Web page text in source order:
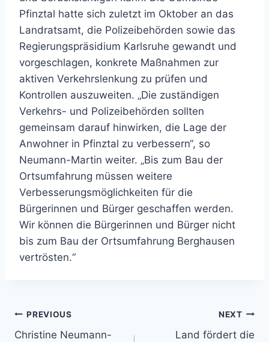
Pfinztal hatte sich zuletzt im Oktober an das
Landratsamt, die Polizeibehörden sowie das
Regierungspräsidium Karlsruhe gewandt und
vorgeschlagen, konkrete Maßnahmen zur
aktiven Verkehrslenkung zu prüfen und
Kontrollen auszuweiten. „Die zuständigen
Verkehrs- und Polizeibehörden sollten
gemeinsam darauf hinwirken, die Lage der
Anwohner in Pfinztal zu verbessern“, so
Neumann-Martin weiter. „Bis zum Bau der
Ortsumfahrung müssen weitere
Verbesserungsmöglichkeiten für die
Bürgerinnen und Bürger geschaffen werden.
Wir können die Bürgerinnen und Bürger nicht
bis zum Bau der Ortsumfahrung Berghausen
vertrösten.“
Beitragsnavigation
PREVIOUS
Christine Neumann-
NEXT
Land fördert die